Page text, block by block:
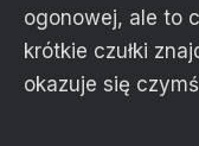
ogonowej, ale to
krótkie czułki
okazuje się